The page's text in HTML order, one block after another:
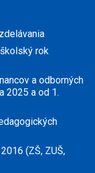
rok
a odborných
2025 a od 1.
(ZŠ, ZUŠ,